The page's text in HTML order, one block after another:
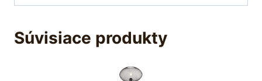
Súvisiace produkty